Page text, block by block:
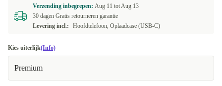
Verzending inbegrepen: Aug 11 totAug 13
30 dagen Gratis retourneren garantie
Levering incl.:
Hoofdtelefoon, Oplaadcase (USB-C)
Kies uiterlijk(Info)
Premium